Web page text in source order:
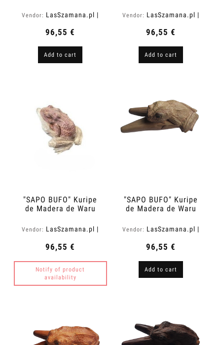
(Zanthoxylum rhetsa)
Vendor: LasSzamana.pl |
96,55 €
Add to cart
Vendor: LasSzamana.pl |
96,55 €
Add to cart
"SAPO BUFO" Kuripe
de Madera de Waru
Vendor: LasSzamana.pl |
96,55 €
Notify of product
availability
"SAPO BUFO" Kuripe
de Madera de Waru
melanoxylon)
Vendor: LasSzamana.pl |
96,55 €
Add to cart